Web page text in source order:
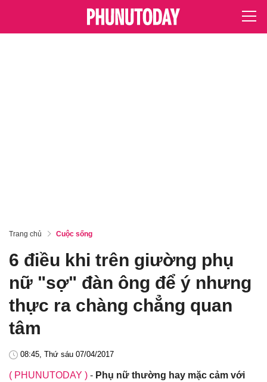
Trang chủ Cuộc sống
6 điều khi trên giường phụ
nữ "sợ" đàn ông để ý nhưng
thực ra chàng chẳng quan
tâm
08:45, Thứ sáu 07/04/2017
( PHUNUTODAY ) - Phụ nữ thường hay mặc cảm với